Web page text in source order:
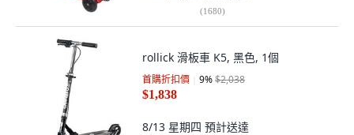
(1680)
rollick 滑板車 K5, 黑色, 1個
首購折扣價 9%$2,038
$1,838
8/13 星期四 預計送達